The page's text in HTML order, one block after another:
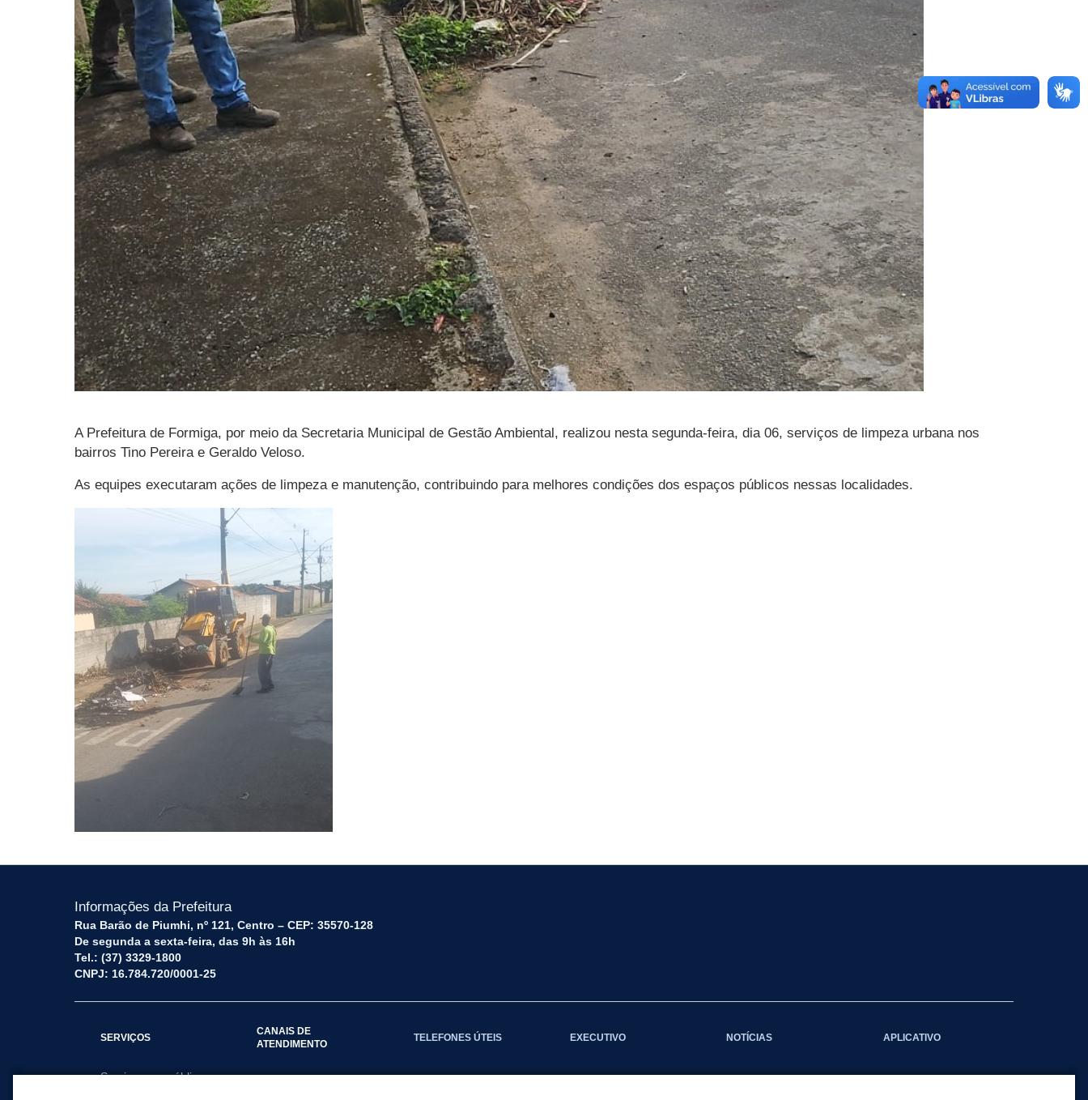
A Prefeitura de Formiga, por meio da Secretaria Municipal de Gestão Ambiental, realizou nesta segunda-feira, dia 06, serviços de limpeza urbana nos
bairros Tino Pereira e Geraldo Veloso.
As equipes executaram ações de limpeza e manutenção, contribuindo para melhores condições dos espaços públicos nessas localidades.
Informações da Prefeitura
Rua Barão de Piumhi, nº 121, Centro – CEP: 35570-128
De segunda a sexta-feira, das 9h às 16h
Tel.: (37) 3329-1800
CNPJ: 16.784.720/0001-25
SERVIÇOS
Serviços por público
CANAIS DE
ATENDIMENTO
TELEFONES ÚTEIS EXECUTIVO NOTÍCIAS APLICATIVO